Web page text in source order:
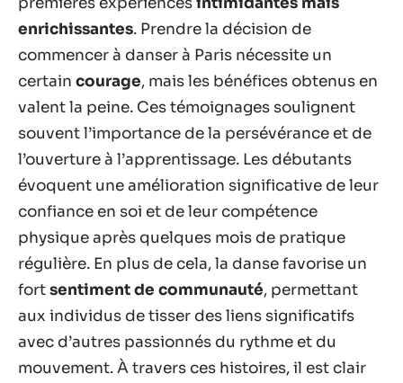
enrichissantes. Prendre la décision de
commencer à danser à Paris nécessite un
certain courage, mais les bénéfices obtenus en
valent la peine. Ces témoignages soulignent
souvent l’importance de la persévérance et de
l’ouverture à l’apprentissage. Les débutants
évoquent une amélioration significative de leur
confiance en soi et de leur compétence
physique après quelques mois de pratique
régulière. En plus de cela, la danse favorise un
fortsentiment de communauté, permettant
aux individus de tisser des liens significatifs
avec d’autres passionnés du rythme et du
mouvement. À travers ces histoires, il est clair